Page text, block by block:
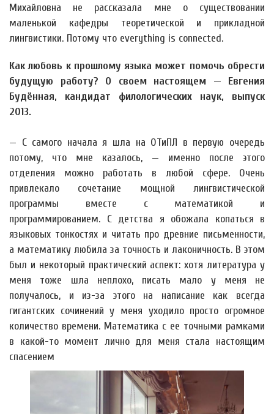
Михайловна не рассказала мне о существовании
маленькой кафедры теоретической и прикладной
лингвистики. Потому что everything is connected.
Как любовь к прошлому языка может помочь обрести
будущую работу? О своем настоящем — Евгения
Будённая, кандидат филологических наук, выпуск
2013.
— С самого начала я шла на ОТиПЛ в первую очередь
потому, что мне казалось, — именно после этого
отделения можно работать в любой сфере. Очень
привлекало сочетание мощной лингвистической
программы вместе с математикой и
программированием. С детства я обожала копаться в
языковых тонкостях и читать про древние письменности,
а математику любила за точность и лаконичность. В этом
был и некоторый практический аспект: хотя литература у
меня тоже шла неплохо, писать мало у меня не
получалось, и из-за этого на написание как всегда
гигантских сочинений у меня уходило просто огромное
количество времени. Математика с ее точными рамками
в какой-то момент лично для меня стала настоящим
спасением